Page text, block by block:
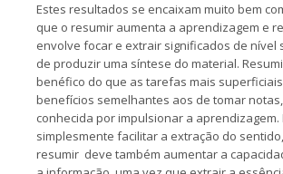
Estes resultados se encaixam muito bem
que o resumir aumenta a aprendizagem e
envolve focar e extrair significados de nível
de produzir uma síntese do material.
benéfico do que as tarefas mais
benefícios semelhantes aos de tomar
conhecida por impulsionar a aprendizagem.
simplesmente facilitar a extração do
resumir deve também aumentar a